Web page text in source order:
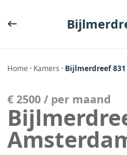
naar
Home · Kamers · Bijlmerdreef 831
€ 2500 / per maand